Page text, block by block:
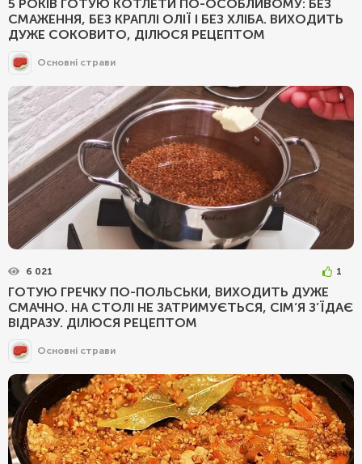
5 РОКІВ ГОТУЮ КОТЛЕТИ ПО-ОСОБЛИВОМУ: БЕЗ
СМАЖЕННЯ, БЕЗ КРАПЛІ ОЛІЇ І БЕЗ ХЛІБА. ВИХОДИТЬ
ДУЖЕ СОКОВИТО, ДІЛЮСЯ РЕЦЕПТОМ
Основні страви
6 021 1
ГОТУЮ ГРЕЧКУ ПО-ПОЛЬСЬКИ, ВИХОДИТЬ ДУЖЕ
СМАЧНО. НА СТОЛІ НЕ ЗАТРИМУЄТЬСЯ, СІМ’Я З’ЇДАЄ
ВІДРАЗУ. ДІЛЮСЯ РЕЦЕПТОМ
Основні страви